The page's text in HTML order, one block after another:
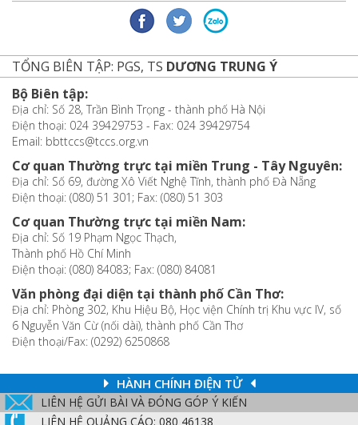
TỔNG BIÊN TẬP: PGS, TS DƯƠNG TRUNG Ý
Bộ Biên tập:
Địa chỉ: Số 28, Trần Bình Trọng - thành phố Hà Nội
Điện thoại: 024 39429753 - Fax: 024 39429754
Email: bbttccs@tccs.org.vn
Cơ quan Thường trực tại miền Trung - Tây Nguyên:
Địa chỉ: Số 69, đường Xô Viết Nghệ Tĩnh, thành phố Đà Nẵng
Điện thoại: (080) 51 301; Fax: (080) 51 303
Cơ quan Thường trực tại miền Nam:
Địa chỉ: Số 19 Phạm Ngọc Thạch,
Thành phố Hồ Chí Minh
Điện thoại: (080) 84083; Fax: (080) 84081
Văn phòng đại diện tại thành phố Cần Thơ:
Địa chỉ: Phòng 302, Khu Hiệu Bộ, Học viện Chính trị Khu vực IV, số
6 Nguyễn Văn Cừ (nối dài), thành phố Cần Thơ
Điện thoại/Fax: (0292) 6250868
HÀNH CHÍNH ĐIỆN TỬ
LIÊN HỆ GỬI BÀI VÀ ĐÓNG GÓP Ý KIẾN
LIÊN HỆ QUẢNG CÁO: 080 46138